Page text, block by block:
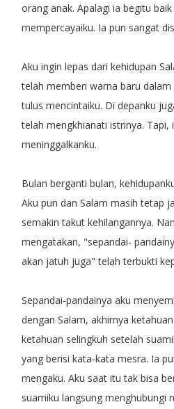
orang anak. Apalagi ia begitu
mempercayaiku. Ia pun sangat
Aku ingin lepas dari kehidupan
telah memberi warna baru dalam
tulus mencintaiku. Di depanku
telah mengkhianati istrinya. Tapi,
meninggalkanku.
Bulan berganti bulan,
Aku pun dan Salam masih tetap
semakin takut kehilangannya.
mengatakan, "sepandai-
akan jatuh juga" telah terbukti
Sepandai-pandainya aku
dengan Salam, akhirnya
ketahuan selingkuh setelah
yang berisi kata-kata mesra. Ia
mengaku. Aku saat itu tak bisa
suamiku langsung menghubungi